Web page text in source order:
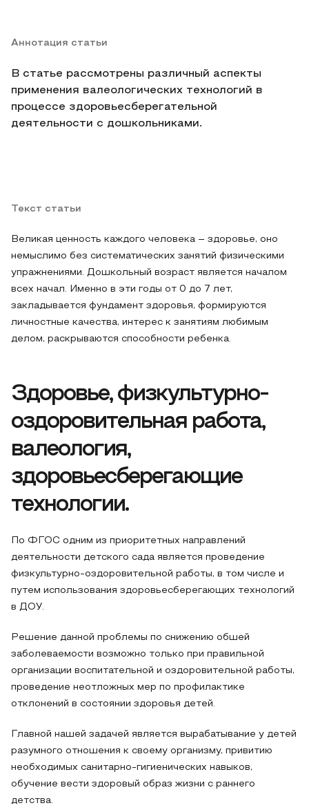
Аннотация статьи
В статье рассмотрены различный аспекты
применения валеологических технологий в
процессе здоровьесберегательной
деятельности с дошкольниками.
Текст статьи
Великая ценность каждого человека – здоровье, оно
немыслимо без систематических занятий физическими
упражнениями. Дошкольный возраст является началом
всех начал. Именно в эти годы от 0 до 7 лет,
закладывается фундамент здоровья, формируются
личностные качества, интерес к занятиям любимым
делом, раскрываются способности ребенка.
Здоровье, физкультурно-
оздоровительная работа,
валеология,
здоровьесберегающие
технологии.
По ФГОС одним из приоритетных направлений
деятельности детского сада является проведение
физкультурно-оздоровительной работы, в том числе и
путем использования здоровьесберегающих технологий
в ДОУ.
Решение данной проблемы по снижению обшей
заболеваемости возможно только при правильной
организации воспитательной и оздоровительной работы,
проведение неотложных мер по профилактике
отклонений в состоянии здоровья детей.
Главной нашей задачей является вырабатывание у детей
разумного отношения к своему организму, привитию
необходимых санитарно-гигиенических навыков,
обучение вести здоровый образ жизни с раннего
детства.